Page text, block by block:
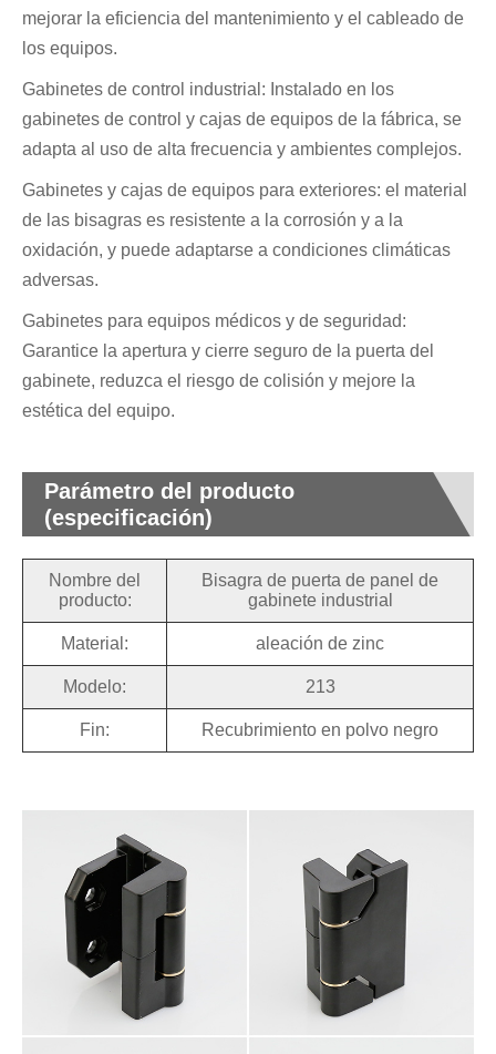
mejorar la eficiencia del mantenimiento y el cableado de
los equipos.
Gabinetes de control industrial: Instalado en los
gabinetes de control y cajas de equipos de la fábrica, se
adapta al uso de alta frecuencia y ambientes complejos.
Gabinetes y cajas de equipos para exteriores: el material
de las bisagras es resistente a la corrosión y a la
oxidación, y puede adaptarse a condiciones climáticas
adversas.
Gabinetes para equipos médicos y de seguridad:
Garantice la apertura y cierre seguro de la puerta del
gabinete, reduzca el riesgo de colisión y mejore la
estética del equipo.
Parámetro del producto
(especificación)
Nombre del
producto:
Bisagra de puerta de panel de
gabinete industrial
Material: aleación de zinc
Modelo: 213
Fin: Recubrimiento en polvo negro